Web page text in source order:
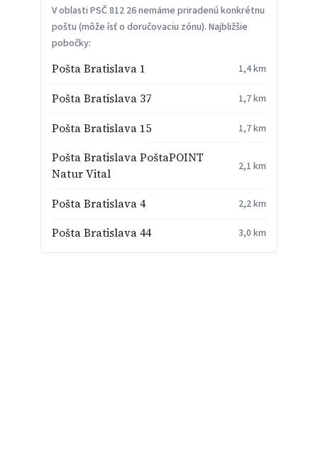
V oblasti PSČ 812 26 nemáme priradenú konkrétnu
poštu (môže ísť o doručovaciu zónu). Najbližšie
pobočky:
Pošta Bratislava 1 1,4 km
Pošta Bratislava 37 1,7 km
Pošta Bratislava 15 1,7 km
Pošta Bratislava PoštaPOINT
Natur Vital
2,1 km
Pošta Bratislava 4 2,2 km
Pošta Bratislava 44 3,0 km